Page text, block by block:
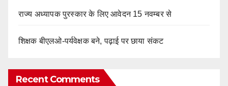
राज्य अध्यापक पुरस्कार के लिए आवेदन 15 नवम्बर से
शिक्षक बीएलओ-पर्यवेक्षक बने, पढ़ाई पर छाया संकट
Recent Comments